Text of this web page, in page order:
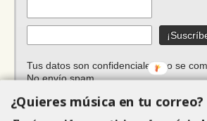
Tus datos son confidenciales, no se
No envío spam.
¿Quieres música en tu correo?